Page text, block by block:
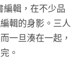
輯，在不少品
輯的身影。三人
一旦湊在一起，
。